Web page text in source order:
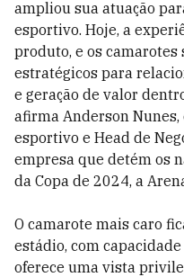
ampliou sua atuação
esportivo. Hoje, a
produto, e os camarotes
estratégicos para
e geração de valor
afirma Anderson
esportivo e Head de
empresa que detém os
da Copa de 2024, a
O camarote mais caro
estádio, com
oferece uma vista